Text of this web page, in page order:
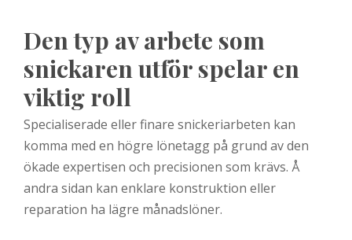
Den typ av arbete som
snickaren utför spelar en
viktig roll
Specialiserade eller finare snickeriarbeten kan
komma med en högre lönetagg på grund av den
ökade expertisen och precisionen som krävs. Å
andra sidan kan enklare konstruktion eller
reparation ha lägre månadslöner.